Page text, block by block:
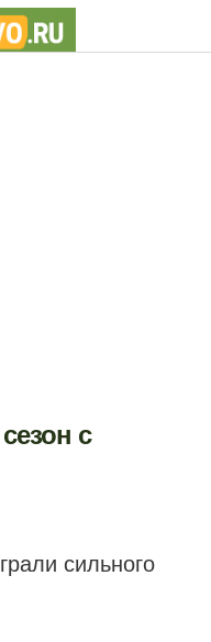
с
сильного